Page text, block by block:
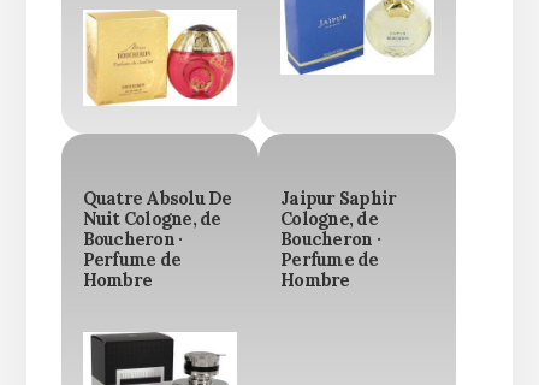
Quatre Absolu De
Nuit Cologne, de
Boucheron ·
Perfume de
Hombre
Jaipur Saphir
Cologne, de
Boucheron ·
Perfume de
Hombre